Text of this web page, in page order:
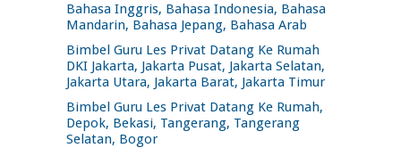
Bahasa Inggris, Bahasa Indonesia, Bahasa
Mandarin, Bahasa Jepang, Bahasa Arab
Bimbel Guru Les Privat Datang Ke Rumah
DKI Jakarta, Jakarta Pusat, Jakarta Selatan,
Jakarta Utara, Jakarta Barat, Jakarta Timur
Bimbel Guru Les Privat Datang Ke Rumah,
Depok, Bekasi, Tangerang, Tangerang
Selatan, Bogor